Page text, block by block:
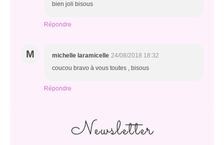
bien joli bisous
Répondre
M michelle laramicelle 24/08/2018 18:32
coucou bravo à vous toutes , bisous
Répondre
Newsletter